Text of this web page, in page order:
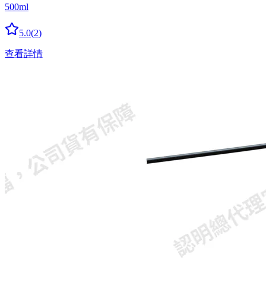
500ml
5.0(2)
查看詳情